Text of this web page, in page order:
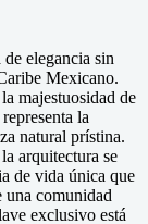
elegancia sin
Mexicano.
majestuosidad de
la
natural prístina.
arquitectura se
de vida única que
una comunidad
exclusivo está